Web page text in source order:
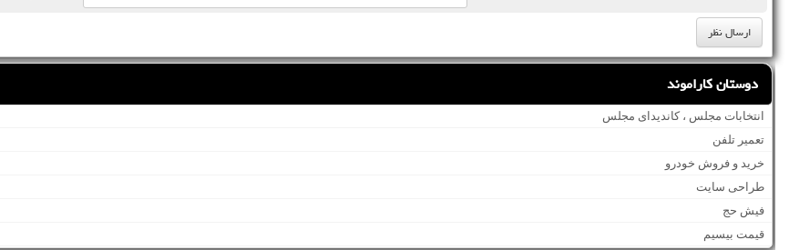
دوستان کاراموند
انتخابات مجلس ، کاندیدای مجلس
تعمیر تلفن
خرید و فروش خودرو
طراحی سایت
فیش حج
قیمت بیسیم